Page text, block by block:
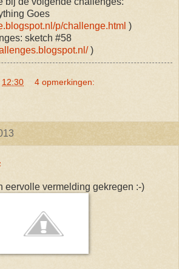
Goes
p/challenge.html )
sketch #58
)
12:30 4 opmerkingen:
eervolle vermelding gekregen :-)